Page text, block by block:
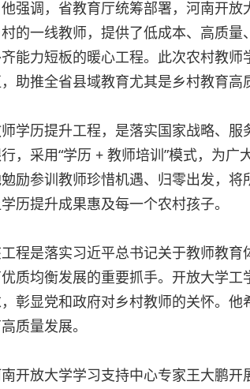
强调，省教育厅统筹部署，河南开放
的一线教师，提供了低成本、高质
能力短板的暖心工程。此次农村教
助推全省县域教育尤其是乡村教育高
学历提升工程，是落实国家战略、
，采用“学历 + 教师培训”模式，为
励参训教师珍惜机遇、归零出发，
历提升成果惠及每一个农村孩子。
程是落实习近平总书记关于教师教
质均衡发展的重要抓手。开放大学
彰显党和政府对乡村教师的关怀。
质量发展。
开放大学学习支持中心专家王大鹏